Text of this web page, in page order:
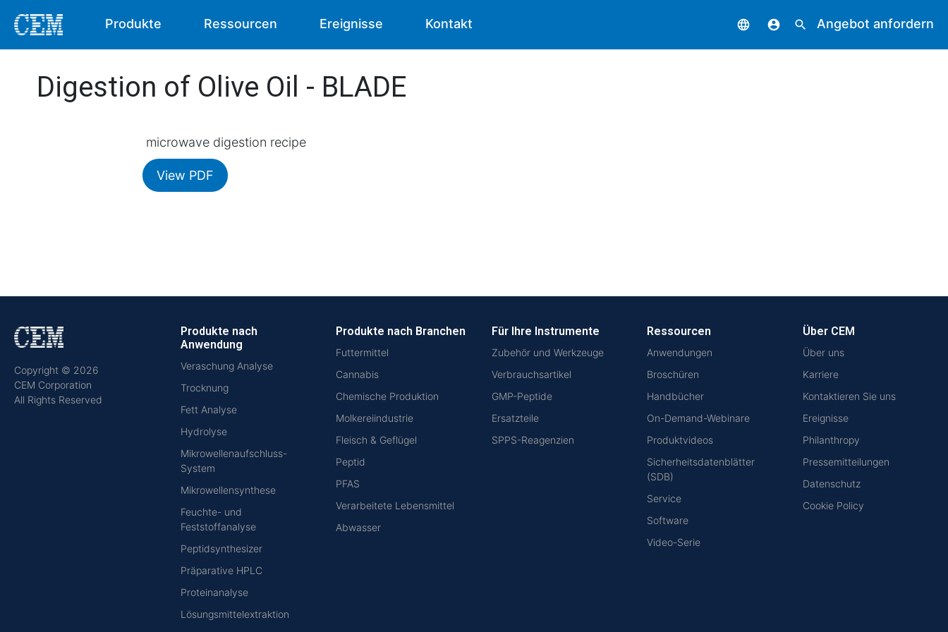
Produkte Ressourcen Ereignisse Kontakt language account_circle search Angebot anfordern
Digestion of Olive Oil - BLADE
microwave digestion recipe
View PDF
Copyright © 2026
CEM Corporation
All Rights Reserved
Produkte nach
Anwendung
Veraschung Analyse
Trocknung
Fett Analyse
Hydrolyse
Mikrowellenaufschluss-
System
Mikrowellensynthese
Feuchte- und
Feststoffanalyse
Peptidsynthesizer
Präparative HPLC
Proteinanalyse
Lösungsmittelextraktion
Produkte nach Branchen
Futtermittel
Cannabis
Chemische Produktion
Molkereiindustrie
Fleisch & Geflügel
Peptid
PFAS
Verarbeitete Lebensmittel
Abwasser
Für Ihre Instrumente
Zubehör und Werkzeuge
Verbrauchsartikel
GMP-Peptide
Ersatzteile
SPPS-Reagenzien
Ressourcen
Anwendungen
Broschüren
Handbücher
On-Demand-Webinare
Produktvideos
Sicherheitsdatenblätter
(SDB)
Service
Software
Video-Serie
Über CEM
Über uns
Karriere
Kontaktieren Sie uns
Ereignisse
Philanthropy
Pressemitteilungen
Datenschutz
Cookie Policy